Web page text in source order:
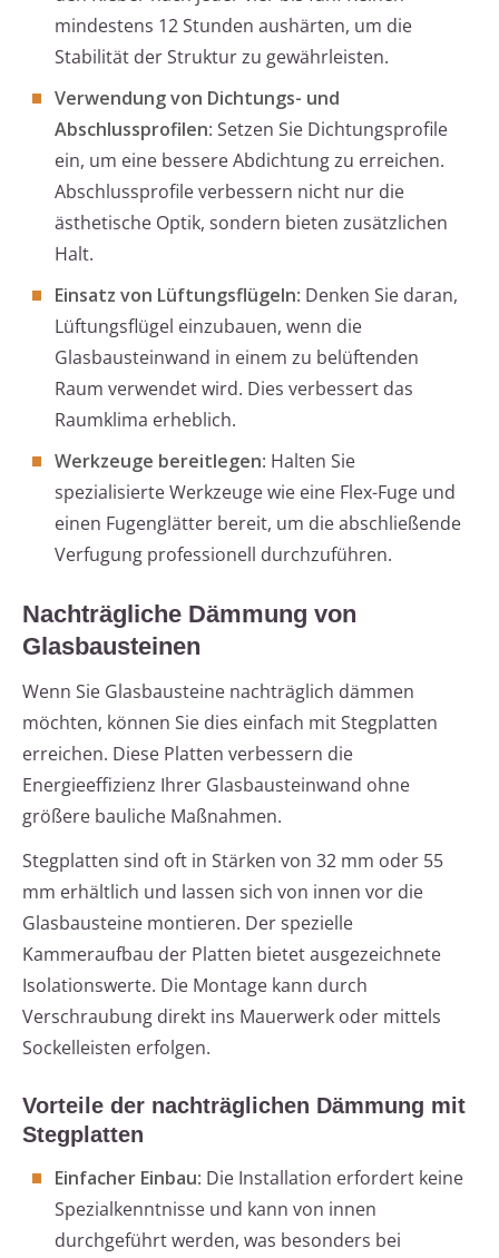
mindestens 12 Stunden aushärten, um die
Stabilität der Struktur zu gewährleisten.
Verwendung von Dichtungs- und
Abschlussprofilen: Setzen Sie Dichtungsprofile
ein, um eine bessere Abdichtung zu erreichen.
Abschlussprofile verbessern nicht nur die
ästhetische Optik, sondern bieten zusätzlichen
Halt.
Einsatz von Lüftungsflügeln: Denken Sie daran,
Lüftungsflügel einzubauen, wenn die
Glasbausteinwand in einem zu belüftenden
Raum verwendet wird. Dies verbessert das
Raumklima erheblich.
Werkzeuge bereitlegen: Halten Sie
spezialisierte Werkzeuge wie eine Flex-Fuge und
einen Fugenglätter bereit, um die abschließende
Verfugung professionell durchzuführen.
Nachträgliche Dämmung von
Glasbausteinen
Wenn Sie Glasbausteine nachträglich dämmen
möchten, können Sie dies einfach mit Stegplatten
erreichen. Diese Platten verbessern die
Energieeffizienz Ihrer Glasbausteinwand ohne
größere bauliche Maßnahmen.
Stegplatten sind oft in Stärken von 32 mm oder 55
mm erhältlich und lassen sich von innen vor die
Glasbausteine montieren. Der spezielle
Kammeraufbau der Platten bietet ausgezeichnete
Isolationswerte. Die Montage kann durch
Verschraubung direkt ins Mauerwerk oder mittels
Sockelleisten erfolgen.
Vorteile der nachträglichen Dämmung mit
Stegplatten
Einfacher Einbau: Die Installation erfordert keine
Spezialkenntnisse und kann von innen
durchgeführt werden, was besonders bei